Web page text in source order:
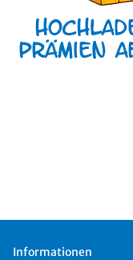
Informationen